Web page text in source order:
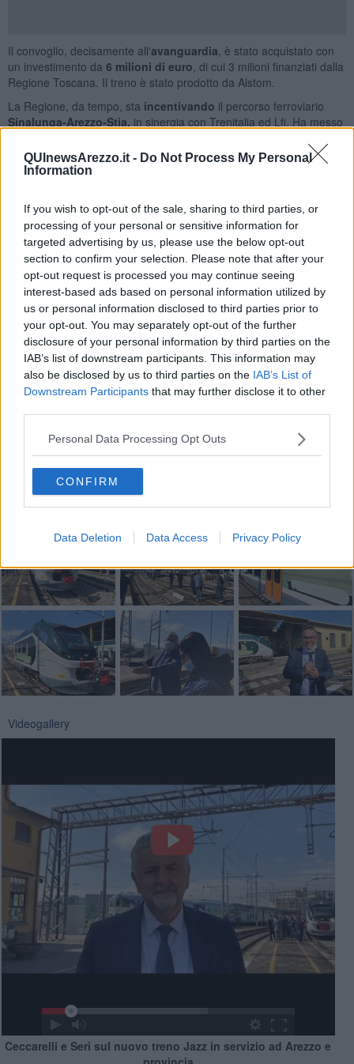
QUInewsArezzo.it - Do Not Process My Personal
Information
If you wish to opt-out of the sale, sharing to third parties, or
processing of your personal or sensitive information for
targeted advertising by us, please use the below opt-out
section to confirm your selection. Please note that after your
opt-out request is processed you may continue seeing
interest-based ads based on personal information utilized by
us or personal information disclosed to third parties prior to
your opt-out. You may separately opt-out of the further
disclosure of your personal information by third parties on the
IAB’s list of downstream participants. This information may
also be disclosed by us to third parties on the IAB’s List of
Downstream Participants that may further disclose it to other
Personal Data Processing Opt Outs
CONFIRM
Data Deletion Data Access Privacy Policy
Il convoglio, decisamente all'avanguardia , è stato acquistato con
un investimento da 6 milioni di euro , di cui 3 milioni finanziati dalla
Regione Toscana. Il treno è stato prodotto da Alstom.
La Regione, da tempo, sta incentivando il percorso ferroviario
Sinalunga-Arezzo-Stia, in sinergia con Trenitalia ed Lfi. Ha messo
prima linea locale in Italia dotata del sistema di sicurezza ferroviaria
più avanzato oggi disponibile.
anche il neo presidente della Toscana,Eugenio Giani, l'ex
assessore regionale ai trasportiVincenzo Ceccarellie l'ex
vicepresidente del Consiglio Regionale,Lucia De Robertis. Questi
ultimi riconfermati per il momento almenoconsiglieri regionali
nelle fila del Pd, all'ultima tornata elettorale.
Claudia Martini
© Riproduzione riservata
Se vuoi leggere le notizie principali della Toscana iscriviti alla
Arriva gratis tutti i giorni
alle 20:00 direttamente nella tua casella di posta.
Basta cliccareQUI
Fotogallery
Videogallery
Ceccarelli e Seri sul nuovo treno Jazz in servizio ad Arezzo e